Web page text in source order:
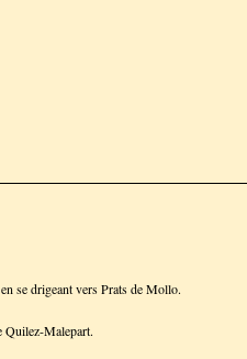
se drigeant vers Prats de Mollo.
Quilez-Malepart.